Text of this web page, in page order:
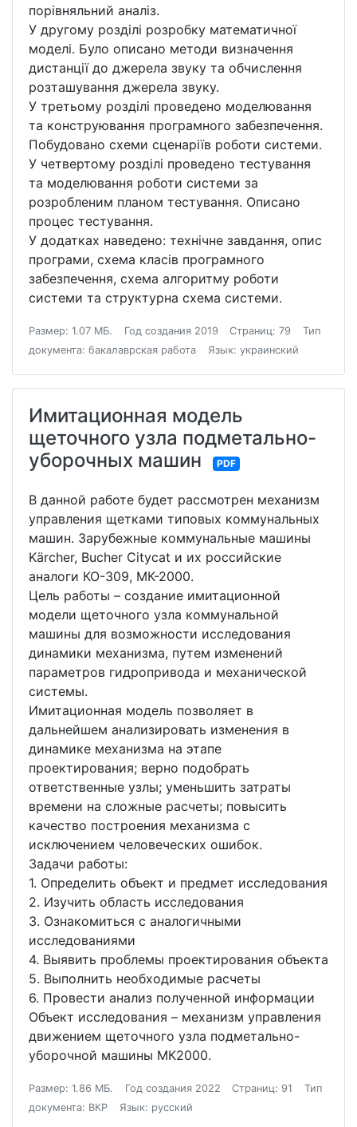
порівняльний аналіз.
У другому розділі розробку математичної
моделі. Було описано методи визначення
дистанції до джерела звуку та обчислення
розташування джерела звуку.
У третьому розділі проведено моделювання
та конструювання програмного забезпечення.
Побудовано схеми сценаріїв роботи системи.
У четвертому розділі проведено тестування
та моделювання роботи системи за
розробленим планом тестування. Описано
процес тестування.
У додатках наведено: технічне завдання, опис
програми, схема класів програмного
забезпечення, схема алгоритму роботи
системи та структурна схема системи.
Размер: 1.07 МБ. Год создания 2019 Страниц: 79
Тип
документа: бакалаврская работа
Язык: украинский
Имитационная модель
щеточного узла подметально-
уборочных машин
PDF
В данной работе будет рассмотрен механизм
управления щетками типовых коммунальных
машин. Зарубежные коммунальные машины
Kärcher, Bucher Citycat и их российские
аналоги КО-309, МК-2000.
Цель работы – создание имитационной
модели щеточного узла коммунальной
машины для возможности исследования
динамики механизма, путем изменений
параметров гидропривода и механической
системы.
Имитационная модель позволяет в
дальнейшем анализировать изменения в
динамике механизма на этапе
проектирования; верно подобрать
ответственные узлы; уменьшить затраты
времени на сложные расчеты; повысить
качество построения механизма с
исключением человеческих ошибок.
Задачи работы:
1. Определить объект и предмет исследования
2. Изучить область исследования
3. Ознакомиться с аналогичными
исследованиями
4. Выявить проблемы проектирования объекта
5. Выполнить необходимые расчеты
6. Провести анализ полученной информации
Объект исследования – механизм управления
движением щеточного узла подметально-
уборочной машины МК2000.
Размер: 1.86 МБ. Год создания 2022 Страниц: 91
Тип
документа: ВКР
Язык: русский